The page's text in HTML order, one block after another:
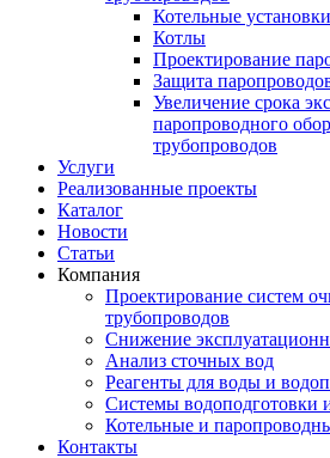
Котельные установки
Котлы
Проектирование
Защита
Увеличение срока
паропроводного
трубопроводов
Услуги
Реализованные проекты
Каталог
Новости
Статьи
Компания
Проектирование систем
трубопроводов
Снижение
Анализ сточных вод
Реагенты для воды и
Системы водоподготовки
Котельные и
Контакты